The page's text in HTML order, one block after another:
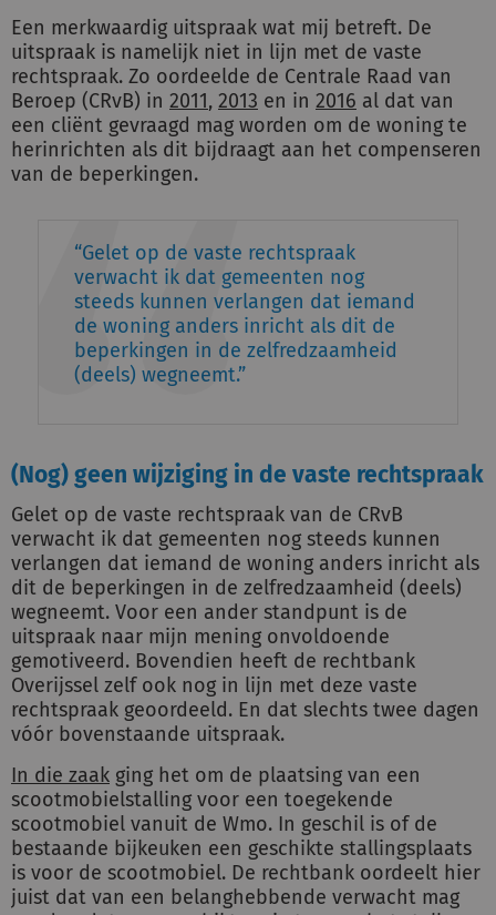
Een merkwaardig uitspraak wat mij betreft. De
uitspraak is namelijk niet in lijn met de vaste
rechtspraak. Zo oordeelde de Centrale Raad van
Beroep (CRvB) in 2011, 2013 en in 2016 al dat van
een cliënt gevraagd mag worden om de woning te
herinrichten als dit bijdraagt aan het compenseren
van de beperkingen.
Gelet op de vaste rechtspraak
verwacht ik dat gemeenten nog
steeds kunnen verlangen dat iemand
de woning anders inricht als dit de
beperkingen in de zelfredzaamheid
(deels) wegneemt.
(Nog) geen wijziging in de vaste rechtspraak
Gelet op de vaste rechtspraak van de CRvB
verwacht ik dat gemeenten nog steeds kunnen
verlangen dat iemand de woning anders inricht als
dit de beperkingen in de zelfredzaamheid (deels)
wegneemt. Voor een ander standpunt is de
uitspraak naar mijn mening onvoldoende
gemotiveerd. Bovendien heeft de rechtbank
Overijssel zelf ook nog in lijn met deze vaste
rechtspraak geoordeeld. En dat slechts twee dagen
vóór bovenstaande uitspraak.
In die zaak ging het om de plaatsing van een
scootmobielstalling voor een toegekende
scootmobiel vanuit de Wmo. In geschil is of de
bestaande bijkeuken een geschikte stallingsplaats
is voor de scootmobiel. De rechtbank oordeelt hier
juist dat van een belanghebbende verwacht mag